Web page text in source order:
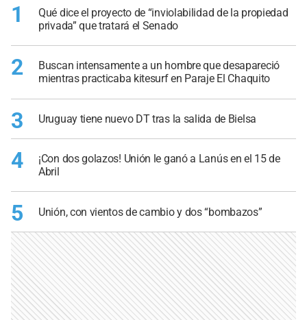
1
Qué dice el proyecto de “inviolabilidad de la propiedad
privada” que tratará el Senado
2
Buscan intensamente a un hombre que desapareció
mientras practicaba kitesurf en Paraje El Chaquito
3 Uruguay tiene nuevo DT tras la salida de Bielsa
4
¡Con dos golazos! Unión le ganó a Lanús en el 15 de
Abril
5 Unión, con vientos de cambio y dos “bombazos”